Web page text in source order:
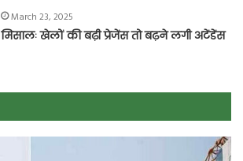
March 23, 2025
मिसालः खेलों की बढ़ी प्रेजेंस तो बढ़ने लगी अटेंडेंस